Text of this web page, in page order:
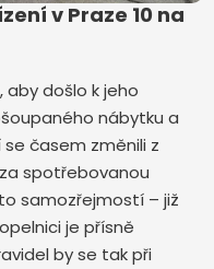
v Praze 10 na
došlo k jeho
nábytku a
časem změnili z
spotřebovanou
samozřejmostí – již
je přísně
by se tak při